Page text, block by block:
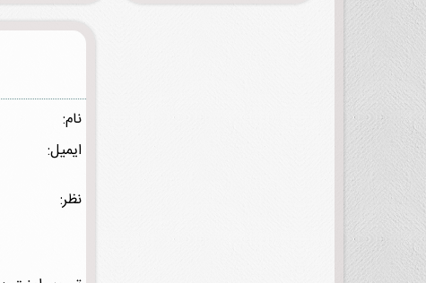
نام:
ایمیل:
نظر: